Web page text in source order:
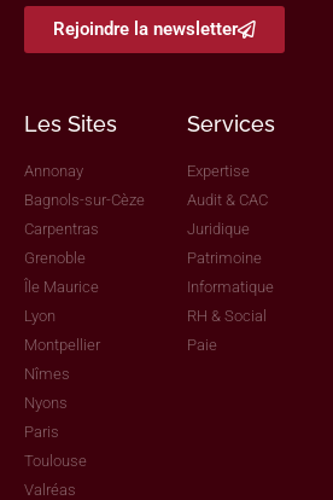
Rejoindre la newsletter
Les Sites
Annonay
Bagnols-sur-Cèze
Carpentras
Grenoble
Île Maurice
Lyon
Montpellier
Nîmes
Nyons
Paris
Toulouse
Valréas
Services
Expertise
Audit & CAC
Juridique
Patrimoine
Informatique
RH & Social
Paie